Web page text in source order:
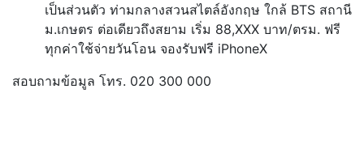
เป็นส่วนตัว ท่ามกลางสวนสไตล์อังกฤษ ใกล้ BTS สถานี
ม.เกษตร ต่อเดียวถึงสยาม เริ่ม 88,XXX บาท/ตรม. ฟรี
ทุกค่าใช้จ่ายวันโอน จองรับฟรี iPhoneX
สอบถามข้อมูล โทร. 020 300 000